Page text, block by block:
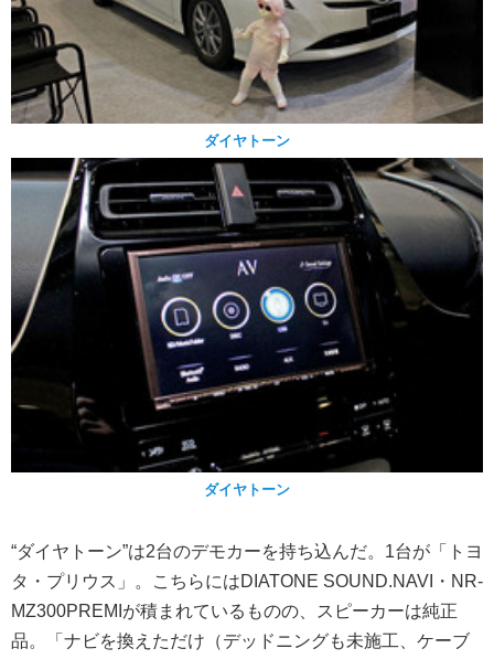
ダイヤトーン
ダイヤトーン
“ダイヤトーン”は2台のデモカーを持ち込んだ。1台が「トヨ
タ・プリウス」。こちらにはDIATONE SOUND.NAVI・NR-
MZ300PREMIが積まれているものの、スピーカーは純正
品。「ナビを換えただけ（デッドニングも未施工、ケーブ